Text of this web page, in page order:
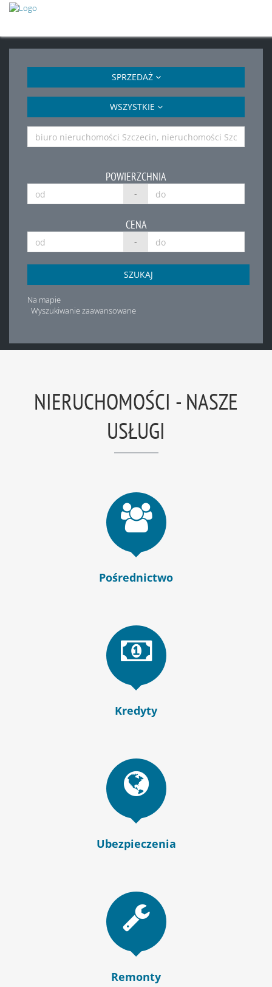
SPRZEDAŻ
WSZYSTKIE
POWIERZCHNIA
-
CENA
-
SZUKAJ
Na mapie
Wyszukiwanie zaawansowane
NIERUCHOMOŚCI - NASZE
USŁUGI
Pośrednictwo
Kredyty
Ubezpieczenia
Remonty